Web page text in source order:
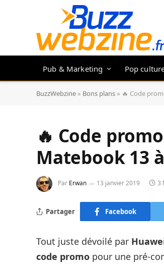
Pub & Marketing Pop
BuzzWebzine » Bons plans » 🔥 Code
🔥 Code
Matebook 13
Par Erwan 13 janvier 2019 3
Partager Facebook
Tout juste dévoilé par
code promo pour une pré-